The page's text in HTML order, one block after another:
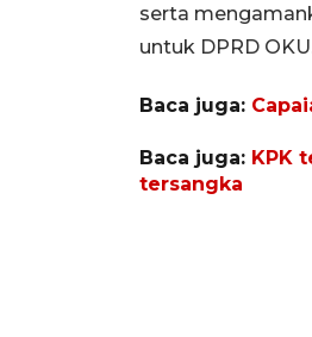
serta
untuk DPRD
Baca juga:
Baca juga: KPK
tersangka